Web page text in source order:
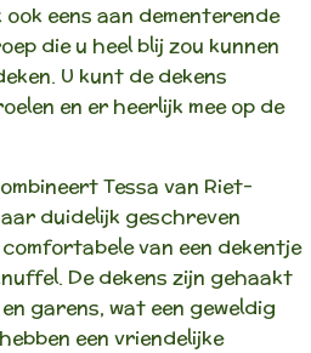
eens aan dementerende
die u heel blij zou kunnen
U kunt de dekens
en er heerlijk mee op de
Tessa van Riet-
duidelijk geschreven
van een dekentje
De dekens zijn gehaakt
garens, wat een geweldig
een vriendelijke